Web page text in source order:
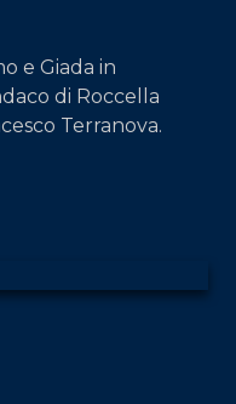
e Giada in
di Roccella
Terranova.